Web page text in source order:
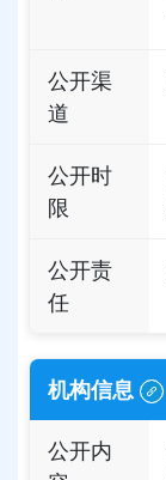
公开渠
道
公开时
限
公开责
任
机构信息
公开内